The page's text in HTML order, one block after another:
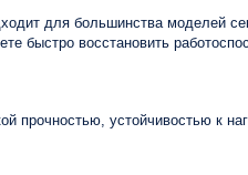
для большинства моделей
восстановить
прочностью, устойчивостью к